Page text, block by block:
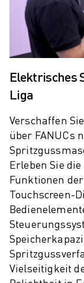
FALLBEISPIELE
LÖSUNGEN
BRANCHEN
ALLE BRANCHEN
LUFT- UND
AUTOMOBIL
ELEKTRONIK
LEBENSMITTEL UND
MEDIZIN
KUNSTSTOFFE
LAGERHALTUNG,
APPLIKATIONEN
ALLE
5-ACHS-
MONTAGE
CNC-SCHLEIFEN
Elektrisches
Liga
Verschaffen
über FANUCs
Erleben Sie
Funktionen
Touchscreen-
Vielseitigkeit